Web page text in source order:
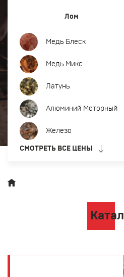
Закупка оргтехники и
Контакты
Прием лома цветных и черных
Лом
Медь Блеск
Медь Микс
Латунь
Алюминий Моторный
Железо
СМОТРЕТЬ ВСЕ ЦЕНЫ